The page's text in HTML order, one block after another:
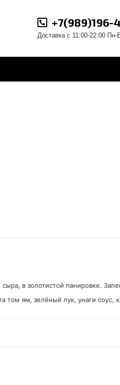
+7(989)196-
Доставка с 11:00-22:00 Пн-
в золотистой панировке.
том ям, зелёный лук, унаги соус,